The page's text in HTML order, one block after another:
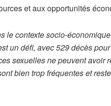
et aux opportunités
le contexte socio-
un défi, avec 529 décès
sexuelles ne peuvent avoir
bien trop fréquentes et